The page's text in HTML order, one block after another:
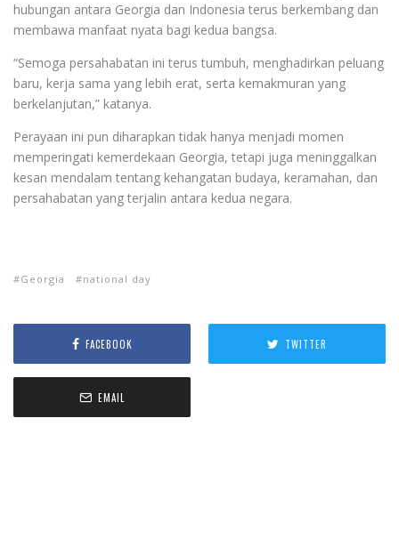
hubungan antara Georgia dan Indonesia terus berkembang dan
membawa manfaat nyata bagi kedua bangsa.
“Semoga persahabatan ini terus tumbuh, menghadirkan peluang
baru, kerja sama yang lebih erat, serta kemakmuran yang
berkelanjutan,” katanya.
Perayaan ini pun diharapkan tidak hanya menjadi momen
memperingati kemerdekaan Georgia, tetapi juga meninggalkan
kesan mendalam tentang kehangatan budaya, keramahan, dan
persahabatan yang terjalin antara kedua negara.
Georgia national day
FACEBOOK TWITTER
EMAIL